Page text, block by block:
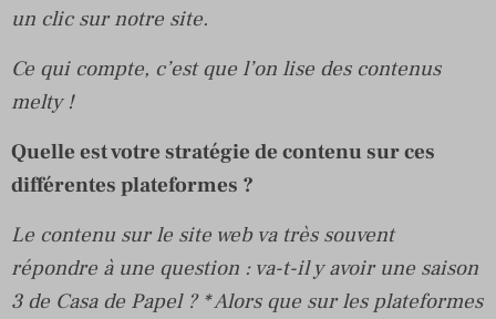
un clic sur notre site.
Ce qui compte, c’est que l’on lise des contenus
melty !
Quelle est votre stratégie de contenu sur ces
différentes plateformes ?
Le contenu sur le site web va très souvent
répondre à une question : va-t-il y avoir une saison
3 de Casa de Papel ? * Alors que sur les plateformes